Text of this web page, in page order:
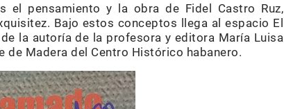
el pensamiento y la obra de Fidel Castro Ruz,
Bajo estos conceptos llega al espacio El
de la autoría de la profesora y editora María Luisa
de Madera del Centro Histórico habanero.